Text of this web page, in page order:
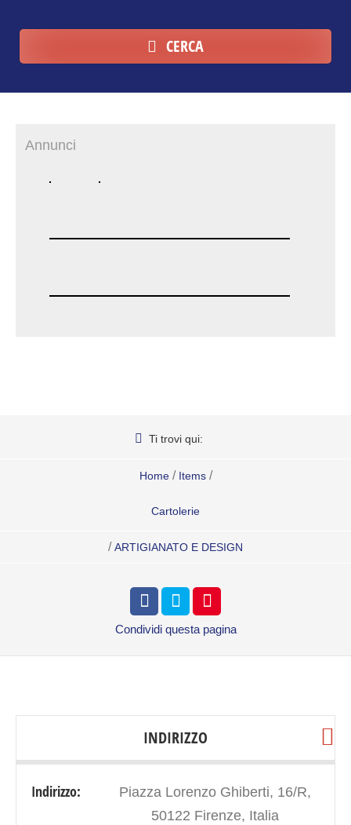
CERCA
Annunci
Ti trovi qui:
Home / Items /
Cartolerie
/ ARTIGIANATO E DESIGN
Condividi questa pagina
INDIRIZZO
Indirizzo:
Piazza Lorenzo Ghiberti, 16/R,
50122 Firenze, Italia